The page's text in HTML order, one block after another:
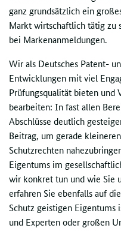
ganz grundsätzlich ein
Markt wirtschaftlich tätig zu
bei Markenanmeldungen.
Wir als Deutsches Patent-
Entwicklungen mit viel
Prüfungsqualität bieten und
bearbeiten: In fast allen
Abschlüsse deutlich
Beitrag, um gerade
Schutzrechten
Eigentums im
wir konkret tun und wie Sie
erfahren Sie ebenfalls auf
Schutz geistigen
und Experten oder großen